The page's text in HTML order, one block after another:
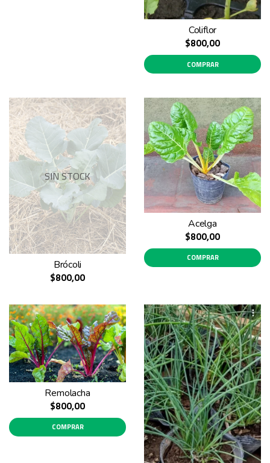
Coliflor
$800,00
COMPRAR
SIN STOCK
Brócoli
$800,00
Acelga
$800,00
COMPRAR
Remolacha
$800,00
COMPRAR